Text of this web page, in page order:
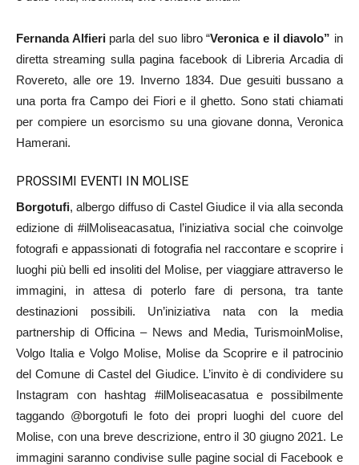
Fernanda Alfieriparla del suo libro “Veronica e il diavolo” in
diretta streaming sulla pagina facebook di Libreria Arcadia di
Rovereto, alle ore 19. Inverno 1834. Due gesuiti bussano a
una porta fra Campo dei Fiori e il ghetto. Sono stati chiamati
per compiere un esorcismo su una giovane donna, Veronica
Hamerani.
PROSSIMI EVENTI IN MOLISE
Borgotufi, albergo diffuso di Castel Giudice il via alla seconda
edizione di #ilMoliseacasatua, l’iniziativa social che coinvolge
fotografi e appassionati di fotografia nel raccontare e scoprire i
luoghi più belli ed insoliti del Molise, per viaggiare attraverso le
immagini, in attesa di poterlo fare di persona, tra tante
destinazioni possibili. Un’iniziativa nata con la media
partnership di Officina – News and Media, TurismoinMolise,
Volgo Italia e Volgo Molise, Molise da Scoprire e il patrocinio
del Comune di Castel del Giudice. L’invito è di condividere su
Instagram con hashtag #ilMoliseacasatua e possibilmente
taggando @borgotufi le foto dei propri luoghi del cuore del
Molise, con una breve descrizione, entro il 30 giugno 2021. Le
immagini saranno condivise sulle pagine social di Facebook e